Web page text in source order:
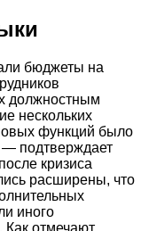
бюджеты на
должностным
нескольких
функций было
— подтверждает
кризиса
расширены, что
иного